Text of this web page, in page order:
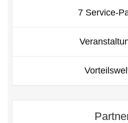
7 Service-